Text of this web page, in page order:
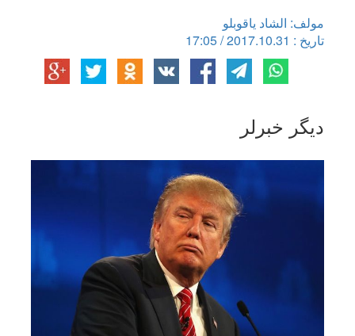
مولف: الشاد یاقوبلو
تاریخ : 2017.10.31 / 17:05
دیگر خبرلر